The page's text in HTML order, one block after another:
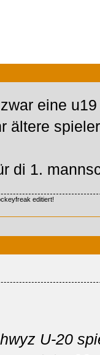
eine
ältere
di 1.
editiert!
U-20